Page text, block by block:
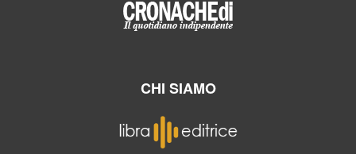
CHI SIAMO